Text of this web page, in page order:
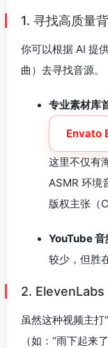
1. 寻找高质量
你可以根据 AI 提
曲）去寻找音源。
专业素材库
Envato
这里不仅有
ASMR 环境
版权主张（
YouTube 音
较少，但胜
2. ElevenLabs
虽然这种视频主打
（如： “雨下起来